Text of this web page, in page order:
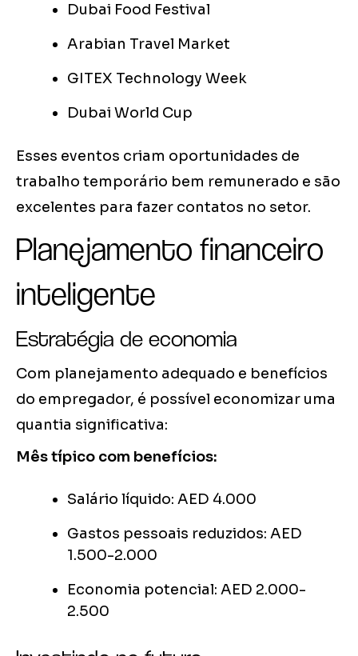
Dubai Food Festival
Arabian Travel Market
GITEX Technology Week
Dubai World Cup
Esses eventos criam oportunidades de
trabalho temporário bem remunerado e são
excelentes para fazer contatos no setor.
Planejamento financeiro
inteligente
Estratégia de economia
Com planejamento adequado e benefícios
do empregador, é possível economizar uma
quantia significativa:
Mês típico com benefícios:
Salário líquido: AED 4.000
Gastos pessoais reduzidos: AED
1.500-2.000
Economia potencial: AED 2.000-
2.500